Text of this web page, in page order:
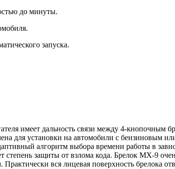
до минуты.
запуска.
имеет дальность связи между 4-кнопочным
для установки на автомобили с бензиновым
алгоритм выбора времени работы в
защиты от взлома кода. Брелок MX-9
вся лицевая поверхность брелока